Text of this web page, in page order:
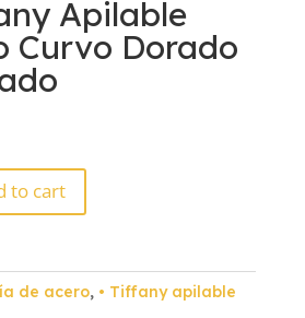
Apilable
Curvo Dorado
to cart
de acero, • Tiffany apilable